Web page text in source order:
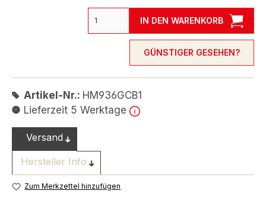
IN DEN WARENKORB
GÜNSTIGER GESEHEN?
Artikel-Nr.: HM936GCB1
Lieferzeit 5 Werktage
Versand
Hersteller Info
Zum Merkzettel hinzufügen